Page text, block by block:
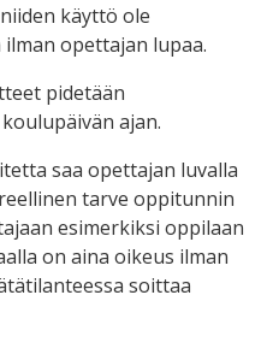
käyttö ole
opettajan lupaa.
pidetään
ajan.
saa opettajan luvalla
tarve oppitunnin
esimerkiksi oppilaan
on aina oikeus ilman
soittaa